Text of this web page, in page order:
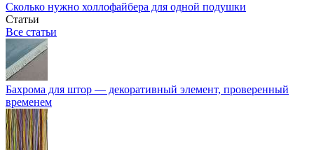
Сколько нужно холлофайбера для одной подушки
Статьи
Все статьи
Бахрома для штор — декоративный элемент, проверенный
временем